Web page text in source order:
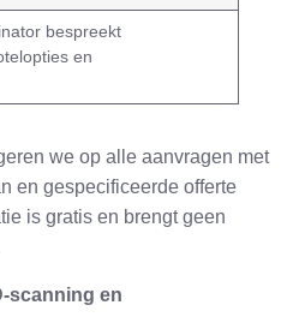
bespreekt
en
we op alle aanvragen met
en gespecificeerde offerte
is gratis en brengt geen
scanning en